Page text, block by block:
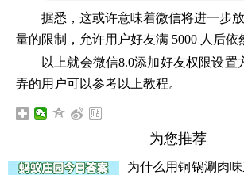
据悉，这或许意味着微信将进一步
量的限制，允许用户好友满 5000 人后依
以上就会微信8.0添加好友权限设置
弄的用户可以参考以上教程。
为您推荐
为什么用铜锅涮肉